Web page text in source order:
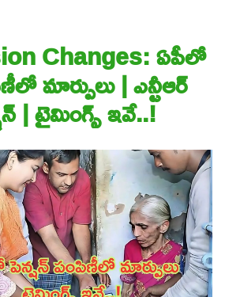
Changes: ఏపీలో
మార్పులు | ఎన్టీఆర్
| టైమింగ్స్ ఇవే..!